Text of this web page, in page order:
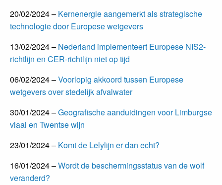
20/02/2024 – Kernenergie aangemerkt als strategische
technologie door Europese wetgevers
13/02/2024 – Nederland implementeert Europese NIS2-
richtlijn en CER-richtlijn niet op tijd
06/02/2024 –Voorlopig akkoord tussen Europese
wetgevers over stedelijk afvalwater
30/01/2024 –Geografische aanduidingen voor Limburgse
vlaai en Twentse wijn
23/01/2024 – Komt de Lelylijn er dan echt?
16/01/2024 –Wordt de beschermingsstatus van de wolf
veranderd?